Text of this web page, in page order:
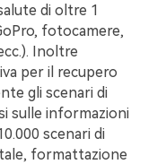
di oltre 1
fotocamere,
Inoltre
per il recupero
gli scenari di
sulle informazioni
scenari di
formattazione